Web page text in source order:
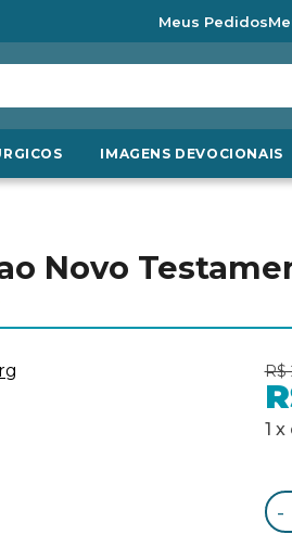
Meus Pedidos
IMAGENS DEVOCIONAIS
Novo
R$
1 x
-